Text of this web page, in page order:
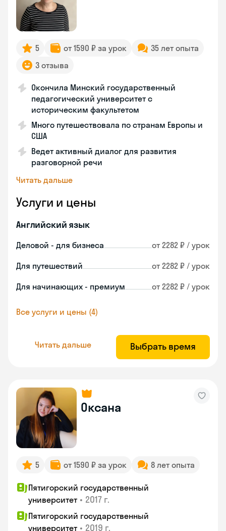
5 от 1590 ₽ за урок
35 лет опыта
3 отзыва
Окончила Минский государственный
педагогический университет с
историческим факультетом
Много путешествовала по странам Европы и
США
Ведет активный диалог для развития
разговорной речи
Читать дальше
Услуги и цены
Английский язык
Деловой - для бизнеса от 2282 ₽ / урок
Для путешествий от 2282 ₽ / урок
Для начинающих - премиум от 2282 ₽ / урок
Все услуги и цены (4)
Читать дальше Выбрать время
Оксана
5 от 1590 ₽ за урок 8 лет опыта
Пятигорский государственный
университет • 2017 г.
Пятигорский государственный
университет • 2019 г.